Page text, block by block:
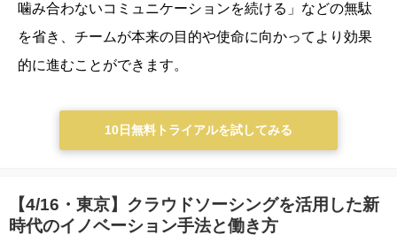
噛み合わないコミュニケーションを続ける」などの無駄
を省き、チームが本来の目的や使命に向かってより効果
的に進むことができます。
10日無料トライアルを試してみる
【4/16・東京】クラウドソーシングを活用した新
時代のイノベーション手法と働き方